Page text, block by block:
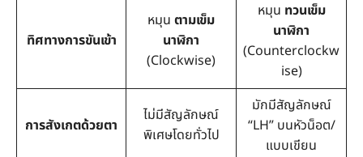
ทิศทางการขันเข้า
หมุน ตามเข็ม
นาฬิกา
(Clockwise)
หมุน ทวนเข็ม
นาฬิกา
(Counterclockw
ise)
การสังเกตด้วยตา
ไม่มีสัญลักษณ์
พิเศษโดยทั่วไป
มักมีสัญลักษณ์
“LH” บนหัวน็อต/
แบบเขียน